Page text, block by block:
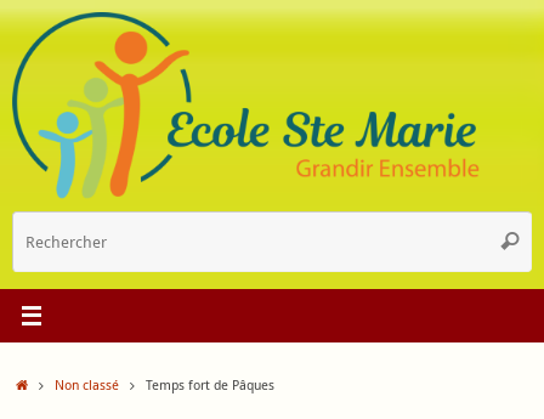
Passer
contenu
:
AccueilNon classé Temps fort de Pâques